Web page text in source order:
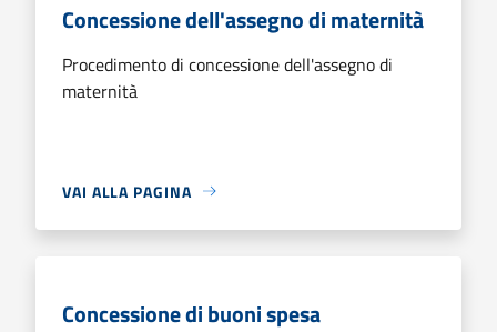
Concessione dell'assegno di maternità
Procedimento di concessione dell'assegno di
maternità
VAI ALLA PAGINA
Concessione di buoni spesa